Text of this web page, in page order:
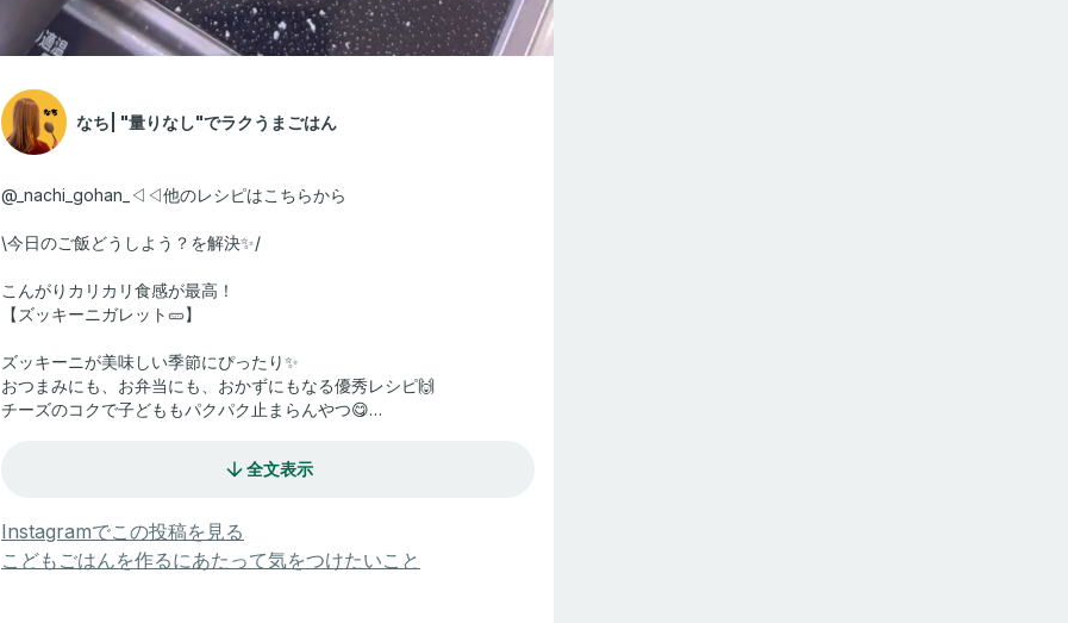
なち| "量りなし"でラクうまごはん
@_nachi_gohan_◁◁他のレシピはこちらから
\今日のご飯どうしよう？を解決✨/
こんがりカリカリ食感が最高！
【ズッキーニガレット🥒】
ズッキーニが美味しい季節にぴったり✨
おつまみにも、お弁当にも、おかずにもなる優秀レシピ🙌
チーズのコクで子どももパクパク止まらんやつ😋
保存しておくとあとで見返せるよ🫶
☆ポイント☆
・焼く時に、油が多めに出たら、少し拭き取るとカリッとできやすくな
ります♪
全文表示
Instagramでこの投稿を見る
こどもごはんを作るにあたって気をつけたいこと